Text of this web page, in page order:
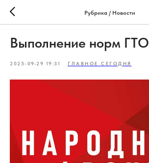
Рубрика / Новости
Выполнение норм ГТО
2025-09-29 19:31 ГЛАВНОЕ СЕГОДНЯ